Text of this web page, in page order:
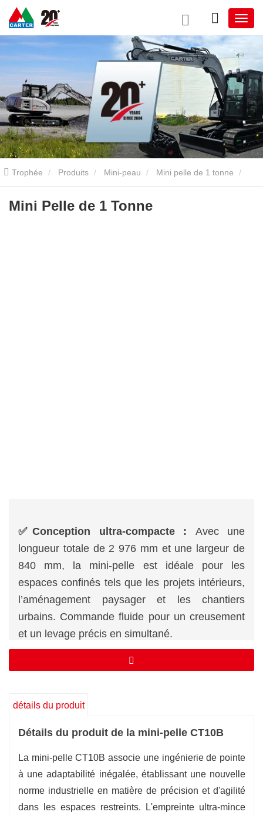
Trophée Produits Mini-peau Mini pelle de 1 tonne
Mini Pelle de 1 Tonne
Mini Pelle de 1 Tonne
✅Conception ultra-compacte : Avec une
longueur totale de 2 976 mm et une largeur de
840 mm, la mini-pelle est idéale pour les
espaces confinés tels que les projets intérieurs,
l’aménagement paysager et les chantiers
urbains. Commande fluide pour un creusement
et un levage précis en simultané.
✅Performance efficace :Alimentée par un
moteur YANMAR 2TNV70 (7,5 kW à 2 400
fonctionnement fiable.
capacité du réservoir de carburant de 10 litres
garantit des heures de travail prolongées avec
un temps d’arrêt minimal.
✅Haute efficacité hydraulique :Une pression
de travail de 16 MPa et un débit de 19,2 L/min
détails du produit
Détails du produit de la mini-pelle CT10B
La mini-pelle CT10B associe une ingénierie de pointe
à une adaptabilité inégalée, établissant une nouvelle
norme industrielle en matière de précision et d'agilité
dans les espaces restreints. L'empreinte ultra-mince